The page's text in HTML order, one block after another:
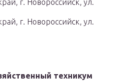
г. Новороссийск, ул.
г. Новороссийск, ул.
техникум